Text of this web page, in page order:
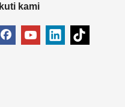
Ikuti kami